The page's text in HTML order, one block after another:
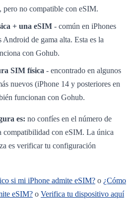
pero no compatible con eSIM.
+ una eSIM - común en iPhones
de gama alta. Esta es la
con Gohub.
SIM física - encontrado en algunos
nuevos (iPhone 14 y posteriores en
funcionan con Gohub.
es: no confíes en el número de
compatibilidad con eSIM. La única
es verificar tu configuración
si mi iPhone admite eSIM? o ¿Cómo
eSIM? o Verifica tu dispositivo aquí